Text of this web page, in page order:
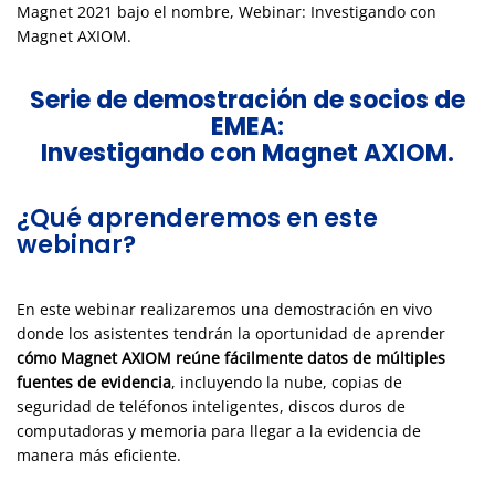
Magnet 2021 bajo el nombre, Webinar: Investigando con
Magnet AXIOM.
Serie de demostración de socios de
EMEA:
Investigando con Magnet AXIOM.
¿Qué aprenderemos en este
webinar?
En este webinar realizaremos una demostración en vivo
donde los asistentes tendrán la oportunidad de aprender
cómo Magnet AXIOM reúne fácilmente datos de múltiples
fuentes de evidencia, incluyendo la nube, copias de
seguridad de teléfonos inteligentes, discos duros de
computadoras y memoria para llegar a la evidencia de
manera más eficiente.